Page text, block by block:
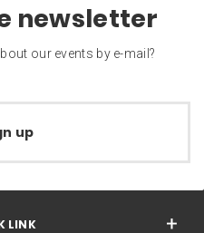
newsletter
our events by e-mail?
up
LINK